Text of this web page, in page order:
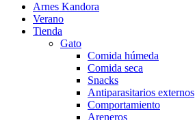
Arnes Kandora
Verano
Tienda
Gato
Comida húmeda
Comida seca
Snacks
Antiparasitarios externos
Comportamiento
Areneros